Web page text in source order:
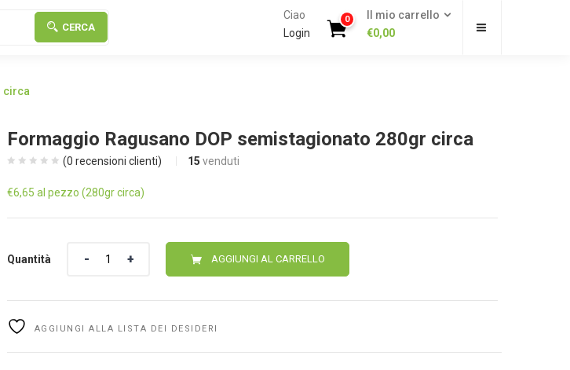
CERCA
Ciao
Login
0
Il mio carrello
€0,00
circa
Formaggio Ragusano DOP semistagionato 280gr circa
(0 recensioni clienti) 15 venduti
€6,65 al pezzo (280gr circa)
Quantità AGGIUNGI AL CARRELLO
AGGIUNGI ALLA LISTA DEI DESIDERI